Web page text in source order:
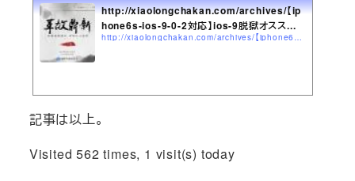
http://xiaolongchakan.com/archives/【ip
hone6s-ios-9-0-2対応】ios-9脱獄オスス...
http://xiaolongchakan.com/archives/【iphone6s-ios-9-0-2対応】ios-9脱獄オススメのcydia脱獄アプリとソー.html
記事は以上。
Visited 562 times, 1 visit(s) today